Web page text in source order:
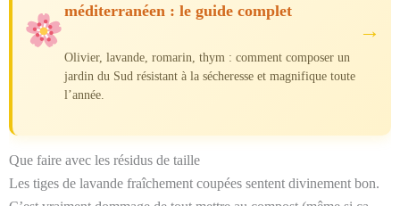
méditerranéen : le guide complet
Olivier, lavande, romarin, thym : comment composer un
jardin du Sud résistant à la sécheresse et magnifique toute
l’année.
→
Que faire avec les résidus de taille
Les tiges de lavande fraîchement coupées sentent divinement bon.